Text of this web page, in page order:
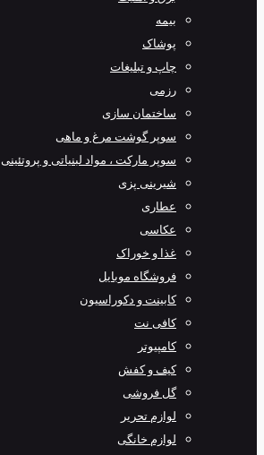
بیمه
پوشاک
چاپ و تبلیغات
رزمی
ساختمان سازی
سوپر گوشت مرغ و ماهی
سوپر مارکت ، مواد لبنیاتی و پروتئینی
شیرینی پزی
عطاری
عکاسی
غذا و خوراک
فروشگاه موبایل
کابینت و دکوراسیون
کافی نت
کامپیوتر
کیف و کفش
گل فروشی
لوازم تحریر
لوازم خانگی